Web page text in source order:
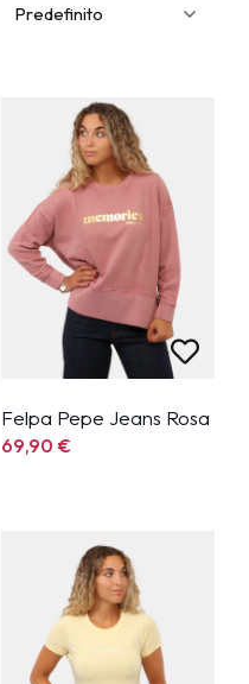
Felpa Pepe Jeans Rosa
69,90€